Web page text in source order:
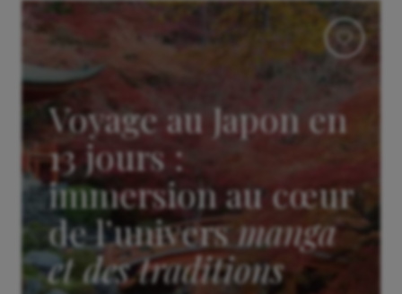
Voyage au Japon en
13 jours :
immersion au cœur
de l’universmanga
et des traditions